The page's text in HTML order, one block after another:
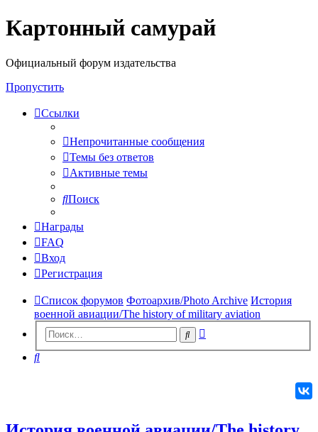
Регистрация
Картонный самурай
Официальный форум издательства
Пропустить
Ссылки
Непрочитанные сообщения
Темы без ответов
Активные темы
Поиск
Награды
FAQ
Вход
Регистрация
Список форумов Фотоархив/Photo Archive История
военной авиации/The history of military aviation
Поиск
Поиск